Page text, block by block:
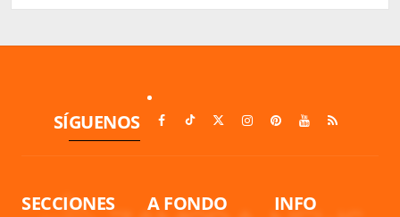
SÍGUENOS
SECCIONES A FONDO INFO